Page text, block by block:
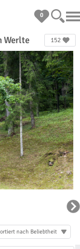
0
Werlte 152
nach Beliebtheit